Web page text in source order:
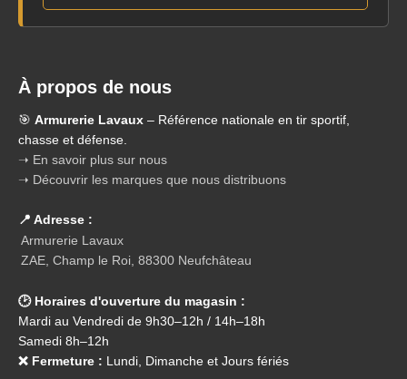
À propos de nous
🎯 Armurerie Lavaux – Référence nationale en tir sportif,
chasse et défense.
➝ En savoir plus sur nous
➝ Découvrir les marques que nous distribuons
📍 Adresse :
Armurerie Lavaux
ZAE, Champ le Roi, 88300 Neufchâteau
🕑 Horaires d'ouverture du magasin :
Mardi au Vendredi de 9h30–12h / 14h–18h
Samedi 8h–12h
❌ Fermeture : Lundi, Dimanche et Jours fériés